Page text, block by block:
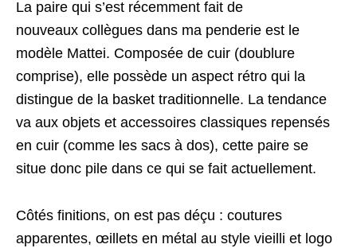
La paire qui s’est récemment fait de
nouveaux collègues dans ma penderie est le
modèle Mattei. Composée de cuir (doublure
comprise), elle possède un aspect rétro qui la
distingue de la basket traditionnelle. La tendance
va aux objets et accessoires classiques repensés
en cuir (comme les sacs à dos), cette paire se
situe donc pile dans ce qui se fait actuellement.
Côtés finitions, on est pas déçu : coutures
apparentes, œillets en métal au style vieilli et logo